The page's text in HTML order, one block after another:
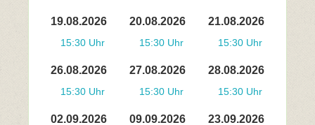
19.08.2026
15:30 Uhr
20.08.2026
15:30 Uhr
21.08.2026
15:30 Uhr
26.08.2026
15:30 Uhr
27.08.2026
15:30 Uhr
28.08.2026
15:30 Uhr
02.09.2026 09.09.2026 23.09.2026